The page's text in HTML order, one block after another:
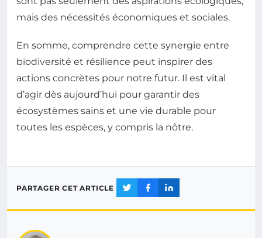
mais des nécessités économiques et sociales.
En somme, comprendre cette synergie entre
biodiversité et résilience peut inspirer des
actions concrètes pour notre futur. Il est vital
d’agir dès aujourd’hui pour garantir des
écosystèmes sains et une vie durable pour
toutes les espèces, y compris la nôtre.
PARTAGER CET ARTICLE